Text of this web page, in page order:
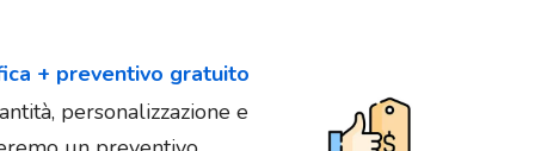
+ preventivo gratuito
personalizzazione e